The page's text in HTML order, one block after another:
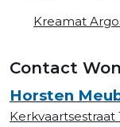
Kreamat
Contact
Horsten
Kerkvaartsestraat